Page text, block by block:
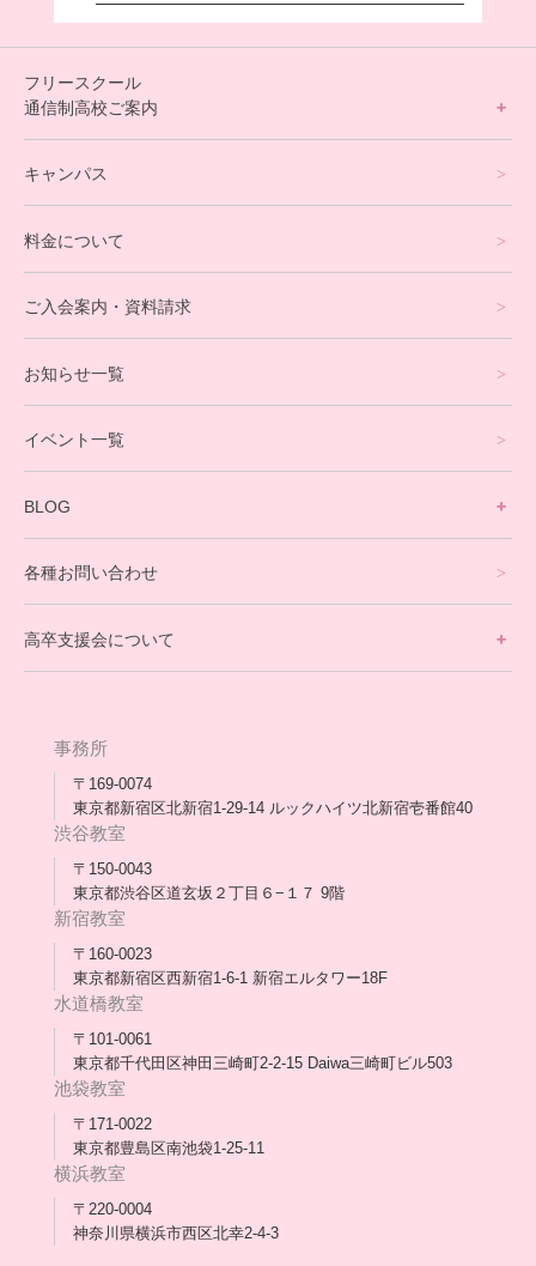
フリースクール
通信制高校ご案内
オンラインコース
eスポーツコース
就労支援コース
英会話・海外留学コース
寮生活サポート
卒業生の今
アウトリーチ支援
[家庭訪問カウンセリング]
キャンパス
料金について
ご入会案内・資料請求
お知らせ一覧
イベント一覧
BLOG
保護者交流だより一覧
会長コラム一覧
各種お問い合わせ
高卒支援会について
メディア出演
スタッフ紹介
合格・進路実績
協力団体
理事長・会長あいさつ
保護者会
採用情報
事務所
〒169-0074
東京都新宿区北新宿1-29-14 ルックハイツ北新宿壱番館40
渋谷教室
〒150-0043
東京都渋谷区道玄坂２丁目６−１７ 9階
新宿教室
〒160-0023
東京都新宿区西新宿1-6-1 新宿エルタワー18F
水道橋教室
〒101-0061
東京都千代田区神田三崎町2-2-15 Daiwa三崎町ビル503
池袋教室
〒171-0022
東京都豊島区南池袋1-25-11
横浜教室
〒220-0004
神奈川県横浜市西区北幸2-4-3